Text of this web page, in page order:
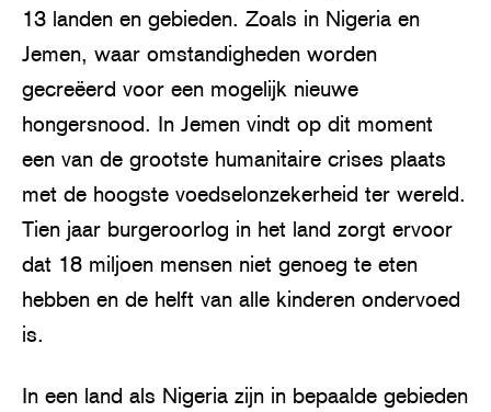
13 landen en gebieden. Zoals in Nigeria en
Jemen, waar omstandigheden worden
gecreëerd voor een mogelijk nieuwe
hongersnood. In Jemen vindt op dit moment
een van de grootste humanitaire crises plaats
met de hoogste voedselonzekerheid ter wereld.
Tien jaar burgeroorlog in het land zorgt ervoor
dat 18 miljoen mensen niet genoeg te eten
hebben en de helft van alle kinderen ondervoed
is.
In een land als Nigeria zijn in bepaalde gebieden